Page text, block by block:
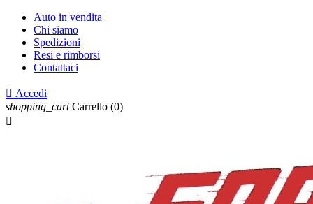
Auto in vendita
Chi siamo
Spedizioni
Resi e rimborsi
Contattaci
 Accedi
shopping_cart Carrello (0)
